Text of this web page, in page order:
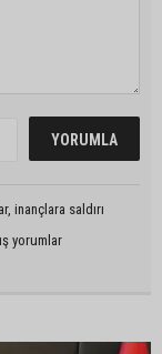
inançlara saldırı
yorumlar